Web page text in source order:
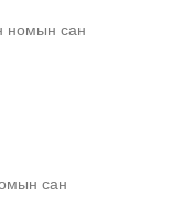
номын сан
сан